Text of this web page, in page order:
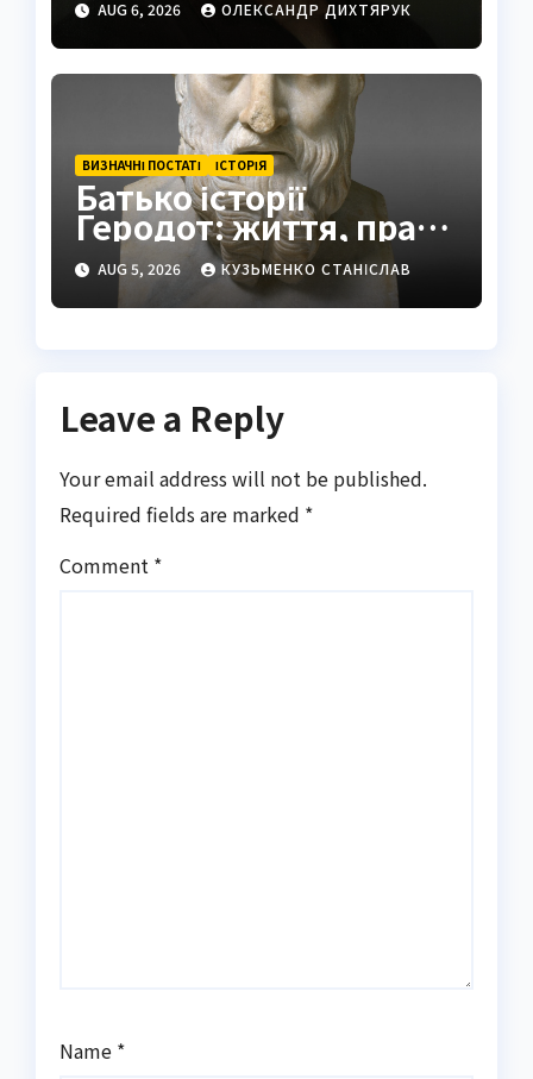
AUG 6, 2026 ОЛЕКСАНДР ДИХТЯРУК
ВИЗНАЧНІ ПОСТАТІ ІСТОРІЯ
Батько історії
Геродот: життя, праці
та спадщина
AUG 5, 2026 КУЗЬМЕНКО СТАНІСЛАВ
Leave a Reply
Your email address will not be published.
Required fields are marked *
Comment *
Name *